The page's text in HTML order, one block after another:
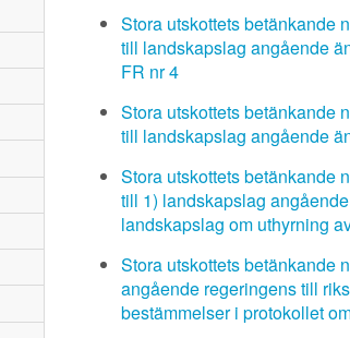
Stora utskottets betänkande
till landskapslag angående
FR nr 4
Stora utskottets betänkande
till landskapslag angående
Stora utskottets betänkande
till 1) landskapslag
landskapslag om uthyrning
Stora utskottets betänkande
angående regeringens till
bestämmelser i protokollet